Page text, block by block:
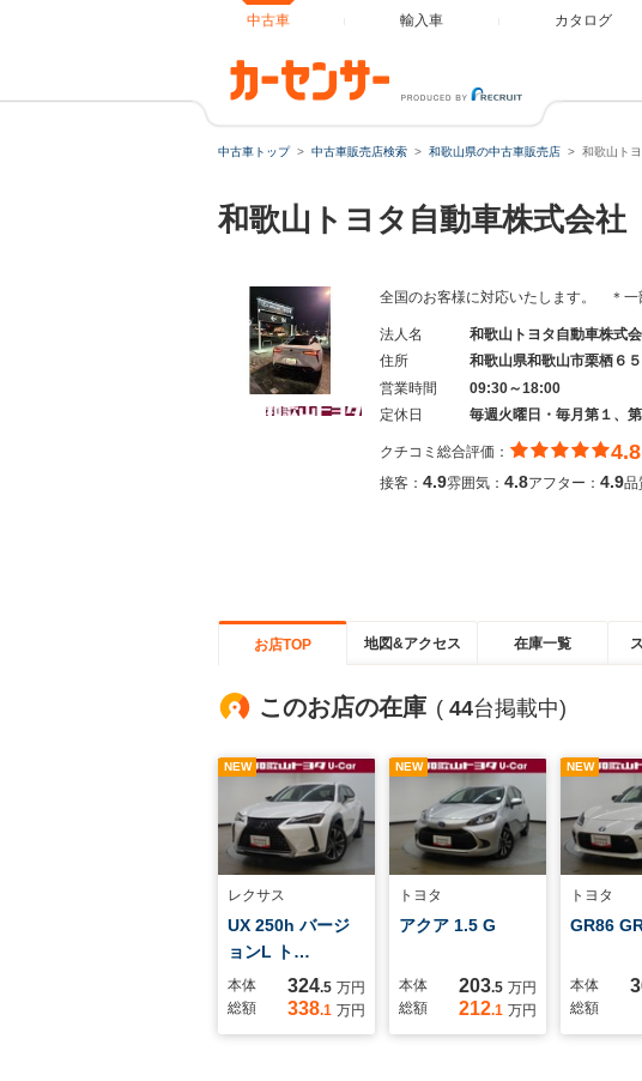
中古車 輸入車 カタログ
中古車トップ 中古車販売店検索 和歌山県の中古車販売店 和歌山ト
和歌山トヨタ自動車株式会
全国のお客様に対応いたします。 ＊一
法人名
和歌山トヨタ自動車株式
住所
和歌山県和歌山市栗栖６
営業時間
09:30～18:00
定休日
毎週火曜日・毎月第１、
クチコミ総合評価： 4.8
接客： 4.9雰囲気： 4.8アフター： 4.9品
お店TOP 地図&アクセス 在庫一覧
このお店の在庫 ( 44台掲載中)
NEW
レクサス
UX 250h バージ
ョンL ト…
本体 324.5 万円
総額
338.1 万円
NEW
トヨタ
アクア 1.5 G
本体 203.5 万円
総額
212.1 万円
NEW
トヨタ
GR86
本体
総額